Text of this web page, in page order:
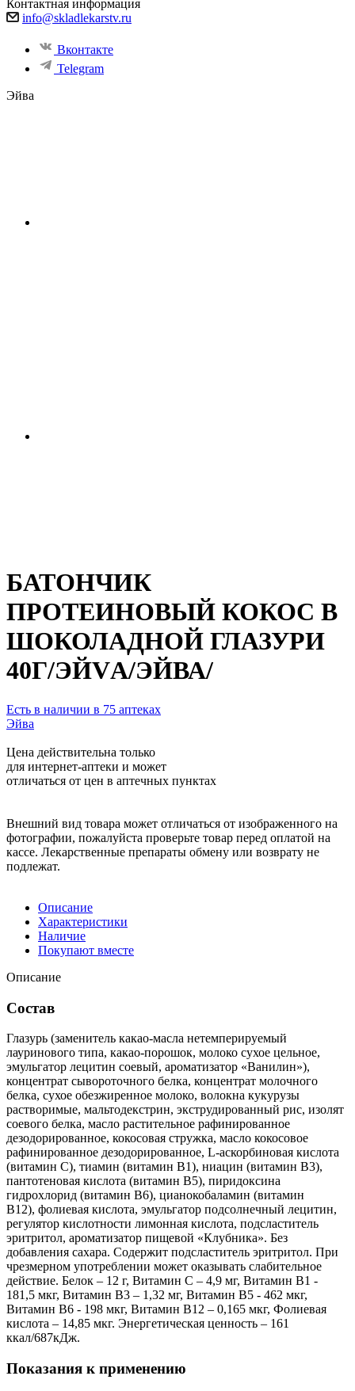
Контактная информация
info@skladlekarstv.ru
Вконтакте
Telegram
Эйва
БАТОНЧИК
ПРОТЕИНОВЫЙ КОКОС В
ШОКОЛАДНОЙ ГЛАЗУРИ
40Г/ЭЙVА/ЭЙВА/
Есть в наличии в 75 аптеках
Эйва
Цена действительна только
для интернет-аптеки и может
отличаться от цен в аптечных пунктах
Внешний вид товара может отличаться от изображенного на
фотографии, пожалуйста проверьте товар перед оплатой на
кассе. Лекарственные препараты обмену или возврату не
подлежат.
Описание
Характеристики
Наличие
Покупают вместе
Описание
Состав
Глазурь (заменитель какао-масла нетемперируемый
лауринового типа, какао-порошок, молоко сухое цельное,
эмульгатор лецитин соевый, ароматизатор «Ванилин»),
концентрат сывороточного белка, концентрат молочного
белка, сухое обезжиренное молоко, волокна кукурузы
растворимые, мальтодекстрин, экструдированный рис, изолят
соевого белка, масло растительное рафинированное
дезодорированное, кокосовая стружка, масло кокосовое
рафинированное дезодорированное, L-аскорбиновая кислота
(витамин С), тиамин (витамин В1), ниацин (витамин В3),
пантотеновая кислота (витамин В5), пиридоксина
гидрохлорид (витамин В6), цианокобаламин (витамин
В12), фолиевая кислота, эмульгатор подсолнечный лецитин,
регулятор кислотности лимонная кислота, подсластитель
эритритол, ароматизатор пищевой «Клубника». Без
добавления сахара. Содержит подсластитель эритритол. При
чрезмерном употреблении может оказывать слабительное
действие. Белок – 12 г, Витамин С – 4,9 мг, Витамин В1 -
181,5 мкг, Витамин В3 – 1,32 мг, Витамин В5 - 462 мкг,
Витамин В6 - 198 мкг, Витамин В12 – 0,165 мкг, Фолиевая
кислота – 14,85 мкг. Энергетическая ценность – 161
ккал/687кДж.
Показания к применению